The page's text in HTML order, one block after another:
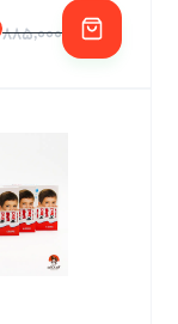
885,000